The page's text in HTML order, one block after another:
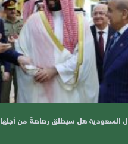
السعودية هل سيطلق رصاصةً من أجلها